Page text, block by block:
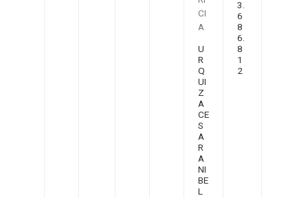
CI
A
U
R
Q
UI
Z
A
CE
S
A
R
A
NI
BE
L
3.
6
8
6.
8
1
2